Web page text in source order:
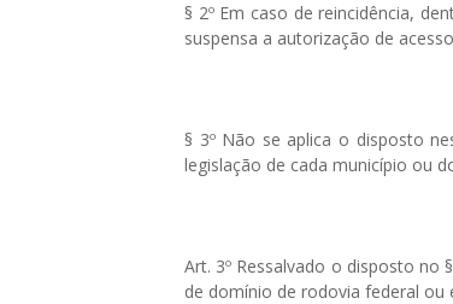
§ 2º Em caso de reincidência,
suspensa a autorização de
§ 3º Não se aplica o disposto
legislação de cada município ou
Art. 3º Ressalvado o disposto no
de domínio de rodovia federal